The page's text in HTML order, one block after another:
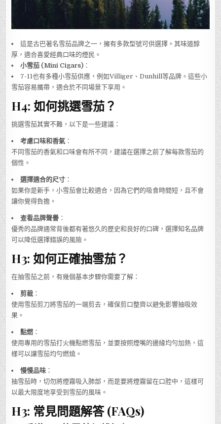
這是古巴著名雪茄品牌之一，擁有多款型號可供選擇。其味道醇
厚，適合喜愛經典口味的煙民。
小雪茄 (Mini Cigars) ：
7-11也有多種小雪茄供應，例如Villiger、Dunhill等品牌。這些小
雪茄容易攜帶，適合於不同場景下享用。
H4: 如何挑選雪茄？
挑選雪茄其實不難，以下是一些建議：
考慮口味和香氣 ：
不同雪茄的香氣和口味會有所不同，建議在選擇之前了解每款雪茄的
個性。
選擇適合的尺寸 ：
如果你是新手，小雪茄會比較適合，因為它們的吸食時間短，且不會
讓你覺得負擔。
查看品牌聲譽 ：
優秀的品牌通常背後都有著悠久的歷史和良好的口碑，選擇知名品牌
可以降低選擇錯誤的風險。
H3: 如何正確抽雪茄？
在抽雪茄之前，有幾個基本步驟你需要了解：
剪裁 ：
使用雪茄剪刀將雪茄的一端剪去，確保剪口整齊以避免影響抽吸效
果。
點燃 ：
使用專用的雪茄打火機點燃雪茄，並要按照煙嘴的邊緣均勻加熱，這
樣可以讓雪茄均勻燃燒。
慢慢品味 ：
抽雪茄時，切勿將煙霧吸入肺部，而是要將煙霧留在口腔中，這樣可
以最大限度地享受到雪茄的風味。
H3: 常見問題解答 (FAQs)